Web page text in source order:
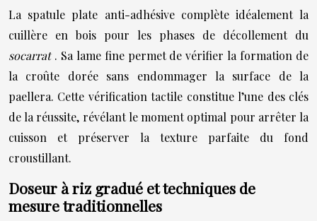
La spatule plate anti-adhésive complète idéalement la
cuillère en bois pour les phases de décollement du
socarrat . Sa lame fine permet de vérifier la formation de
la croûte dorée sans endommager la surface de la
paellera. Cette vérification tactile constitue l’une des clés
de la réussite, révélant le moment optimal pour arrêter la
cuisson et préserver la texture parfaite du fond
croustillant.
Doseur à riz gradué et techniques de
mesure traditionnelles